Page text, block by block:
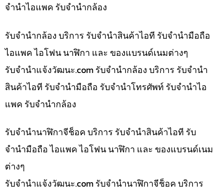
จำนำไอแพค รับจำนำกล้อง
รับจำนำกล้อง บริการ รับจำนำสินค้าไอที รับจำนำมือถือ
ไอแพค ไอโฟน นาฬิกา และ ของแบรนด์เนมต่างๆ
รับจํานําแจ้งวัฒนะ.com รับจำนำกล้อง บริการ รับจำนำ
สินค้าไอที รับจำนำมือถือ รับจำนำโทรศัพท์ รับจำนำไอ
แพค รับจำนำกล้อง
รับจำนำนาฬิกาจีช็อค บริการ รับจำนำสินค้าไอที รับ
จำนำมือถือ ไอแพค ไอโฟน นาฬิกา และ ของแบรนด์เนม
ต่างๆ
รับจํานําแจ้งวัฒนะ.com รับจำนำนาฬิกาจีช็อค บริการ